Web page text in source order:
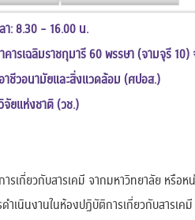
ลา: 8.30 - 16.00 น.
คารเฉลิมราชกุมารี 60 พรรษา (จามจุรี
ชีวอนามัยและสิ่งแวดล้อม (ศปอส.)
ยแห่งชาติ (วช.)
รเกี่ยวกับสารเคมี จากมหาวิทยาลัย หรือห
ำเนินงานในห้องปฏิบัติการเกี่ยวกับสารเคมี